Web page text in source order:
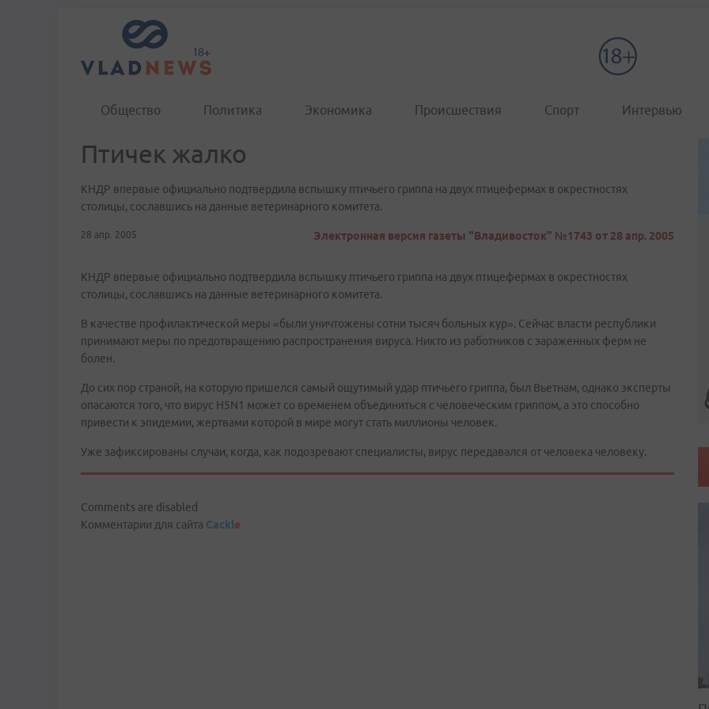
Общество Политика Экономика Происшествия Спорт Интервью
Птичек жалко
КНДР впервые официально подтвердила вспышку птичьего гриппа на двух птицефермах в окрестностях
столицы, сославшись на данные ветеринарного комитета.
28 апр. 2005 Электронная версия газеты "Владивосток" №1743 от 28 апр. 2005
КНДР впервые официально подтвердила вспышку птичьего гриппа на двух птицефермах в окрестностях
столицы, сославшись на данные ветеринарного комитета.
В качестве профилактической меры «были уничтожены сотни тысяч больных кур». Сейчас власти республики
принимают меры по предотвращению распространения вируса. Никто из работников с зараженных ферм не
болен.
До сих пор страной, на которую пришелся самый ощутимый удар птичьего гриппа, был Вьетнам, однако эксперты
опасаются того, что вирус H5N1 может со временем объединиться с человеческим гриппом, а это способно
привести к эпидемии, жертвами которой в мире могут стать миллионы человек.
Уже зафиксированы случаи, когда, как подозревают специалисты, вирус передавался от человека человеку.
Comments are disabled
Комментарии для сайта Cackle